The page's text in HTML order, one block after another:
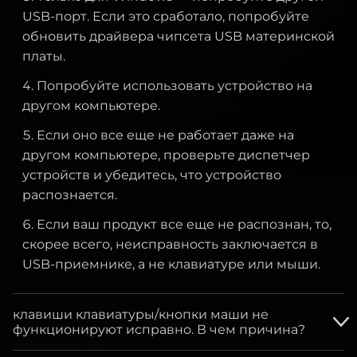
восстановления пикселей или видео с
быстро меняющимися цветами, чтобы
попытаться восстановить застрявшие
пиксели.
Избегайте нажатия на экран, так как это
может привести к дополнительным
повреждениям.
Проверьте условия гарантии вашего
монитора, так как возможна замена, если
количество дефектных пикселей
превышает допустимый предел.
расположение и поведение пикселя и
обратитесь в службу поддержки.
USB-порт. Если это сработало, попробуйте
обновить драйвера чипсета USB материнской
платы.
Попробуйте использовать устройство на
другом компьютере.
Если оно все еще не работает даже на
другом компьютере, проверьте диспетчер
устройств и убедитесь, что устройство
распознается.
Если ваш продукт все еще не распознан, то,
скорее всего, неисправность заключается в
USB-приемнике, а не клавиатуре или мыши.
клавиши клавиатуры/кнопки маши не
функционируют исправно. В чем причина?